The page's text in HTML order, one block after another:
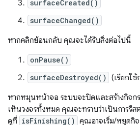
surfaceCreated()
surfaceChanged()
หากคลิกย้อนกลับ คุณจะได้รับสิ่งต่อไปนี้
onPause()
surfaceDestroyed()
(เรียกใ
หากหมุนหน้าจอ ระบบจะปิดและสร้างกิจ
เห็นวงจรทั้งหมด คุณจะทราบว่าเป็นการรีสต
ดูที่ isFinishing() คุณอาจเริ่ม/หยุดกิจ